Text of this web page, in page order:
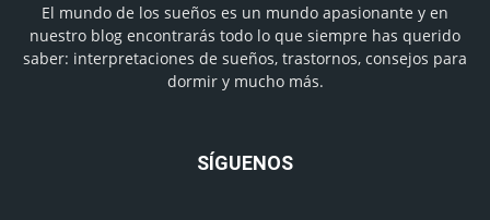
El mundo de los sueños es un mundo apasionante y en
nuestro blog encontrarás todo lo que siempre has querido
saber: interpretaciones de sueños, trastornos, consejos para
dormir y mucho más.
SÍGUENOS